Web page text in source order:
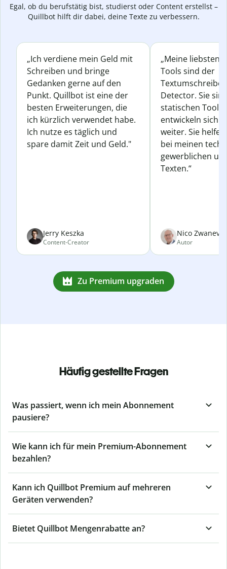
Egal, ob du berufstätig bist, studierst oder Content erstellst –
Quillbot hilft dir dabei, deine Texte zu verbessern.
„Ich verdiene mein Geld mit
Schreiben und bringe
Gedanken gerne auf den
Punkt. Quillbot ist eine der
besten Erweiterungen, die
ich kürzlich verwendet habe.
Ich nutze es täglich und
spare damit Zeit und Geld."
Jerry Keszka
Content-Creator
„Meine liebsten
Tools sind der
Detector. Sie
statischen
entwickeln sich
weiter. Sie
bei meinen
gewerblichen
Texten.“
Nico
Autor
Zu Premium upgraden
Häufig gestellte Fragen
Was passiert, wenn ich mein Abonnement
pausiere?
Wie kann ich für mein Premium-Abonnement
bezahlen?
Kann ich Quillbot Premium auf mehreren
Geräten verwenden?
Bietet Quillbot Mengenrabatte an?